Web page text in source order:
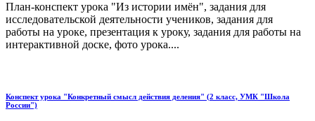
План-конспект урока "Из истории имён", задания для
исследовательской деятельности учеников, задания для
работы на уроке, презентация к уроку, задания для работы на
интерактивной доске, фото урока....
Конспект урока "Конкретный смысл действия деления" (2 класс, УМК "Школа
России")